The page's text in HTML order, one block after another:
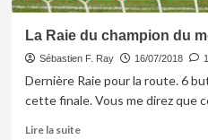
La Raie du champion du
Sébastien F. Ray 16/07/2018 1
Dernière Raie pour la route. 6
cette finale. Vous me direz que
Lire la suiteEn